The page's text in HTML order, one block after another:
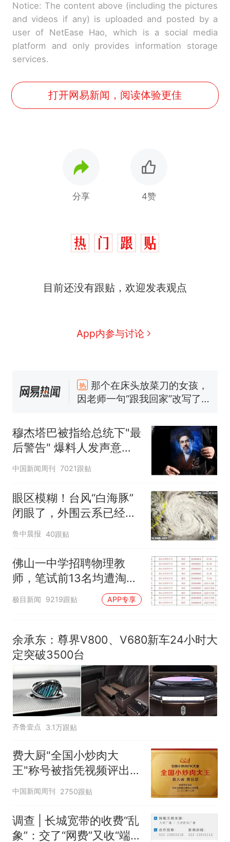
Notice: The content above (including the pictures
and videos if any) is uploaded and posted by a
user of NetEase Hao, which is a social media
platform and only provides information storage
services.
打开网易新闻，阅读体验更佳
分享 4赞
目前还没有跟贴，欢迎发表观点
App内参与讨论
热
那个在床头放菜刀的女孩，
因老师一句“跟我回家”改写了
号，仅凭视频评出？中国烹饪
协会回应
台风"白海豚"中心附近最大风
力已达15级 最新研判
佛山一中学招聘物理教师，笔
已叫停招聘，成立调查组全面
核查
笔试第一被第二名传话劝弃考
官方通报
享界G9车型预售价公布：
因老师一句“跟我回家”改写了
人生
穆杰塔巴被指给总统下"最
后警告" 爆料人发声意味
深长
中国新闻周刊 7021跟贴
眼区模糊！台风“白海豚”
闭眼了，外围云系已经触
及浙江，浙江、上海等地
位于台风危险半圆
鲁中晨报 40跟贴
佛山一中学招聘物理教
师，笔试前13名均遭淘
汰？教育局：已叫停招
聘，成立调查组全面核查
极目新闻 9219跟贴 APP专享
余承东：尊界V800、V680新车24小时大
定突破3500台
齐鲁壹点 3.1万跟贴
费大厨"全国小炒肉大
王"称号被指凭视频评出
官方回应
中国新闻周刊 2750跟贴
调查 | 长城宽带的收费“乱
象”：交了“网费”又收“端口